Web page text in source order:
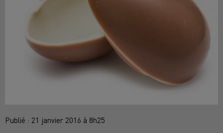
Publié : 21 janvier 2016 à 8h25